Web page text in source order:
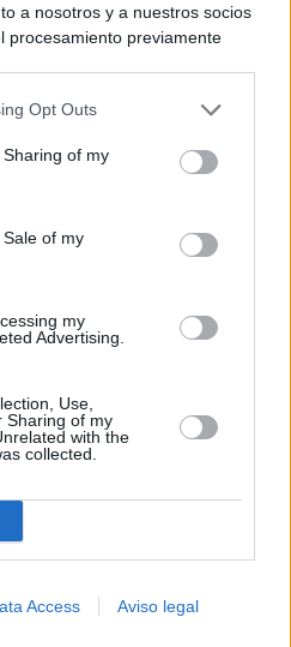
a nosotros y a nuestros socios
procesamiento previamente
en cuenta que algún
tiene el derecho de
preferencias se aplicarán
de nuevo en este sitio web o
privacidad.
Opt Outs
of my
of my
my
Advertising.
Use,
Sharing of my
with the
collected.
Access Aviso legal